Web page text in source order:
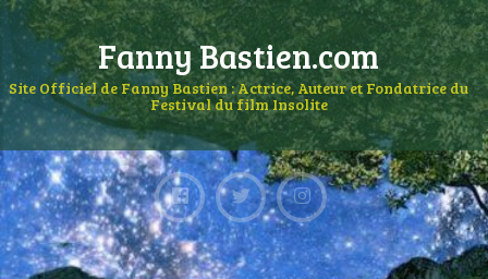
Fanny Bastien.com
Site Officiel de Fanny Bastien : Actrice, Auteur et Fondatrice du
Festival du film Insolite